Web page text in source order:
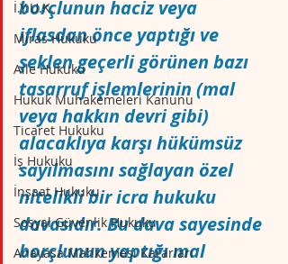
İ.Y.U.K.
Miras Hukuku
Aile Hukuku
Hukuk Muhakemeleri Kanunu
Ticaret Hukuku
İş Hukuku
İnşaat Hukuku
Sosyal Güvenlik Hukuku
Anayasa Mahkemesi Kararları
borçlunun haciz veya
iflasdan önce yaptığı ve
şeklen geçerli görünen bazı
tasarruf işlemlerinin (mal
veya hakkın devri gibi)
alacaklıya karşı hükümsüz
sayılmasını sağlayan özel
nitelikli bir icra hukuku
davasıdır. Bu dava sayesinde
borçlunun yaptığı mal